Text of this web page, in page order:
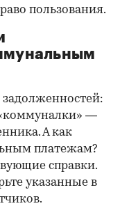
пользования.
задолженностей:
—
А как
платежам?
справки.
указанные в